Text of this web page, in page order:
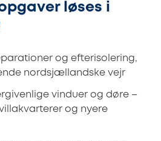
løses i
og efterisolering,
nordsjællandske vejr
vinduer og døre –
og nyere